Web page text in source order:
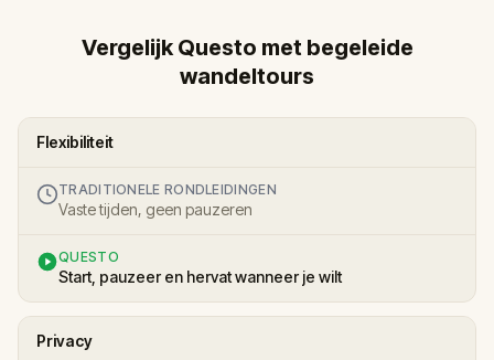
Vergelijk Questo met begeleide
wandeltours
Flexibiliteit
TRADITIONELE RONDLEIDINGEN
Vaste tijden, geen pauzeren
QUESTO
Start, pauzeer en hervat wanneer je wilt
Privacy